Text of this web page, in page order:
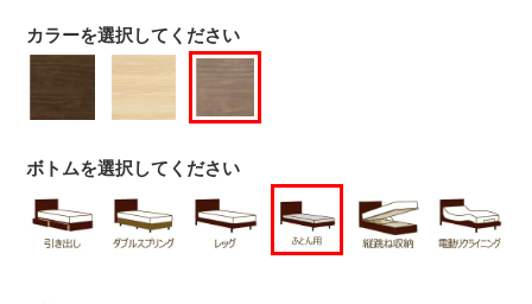
カラーを選択してください
ボトムを選択してください